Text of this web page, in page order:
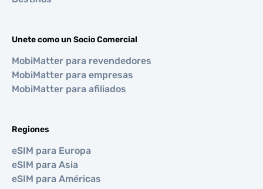
Unete como un Socio Comercial
MobiMatter para revendedores
MobiMatter para empresas
MobiMatter para afiliados
Regiones
eSIM para Europa
eSIM para Asia
eSIM para Américas